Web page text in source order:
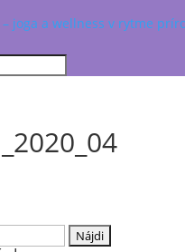
joga a wellness v rytme